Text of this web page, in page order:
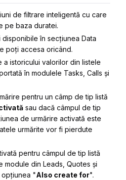
de filtrare inteligentă cu care
pe baza duratei.
disponibile în secțiunea Data
poți accesa oricând.
a istoricului valorilor din listele
în modulele Tasks, Calls și
pentru un câmp de tip listă
sau dacă câmpul de tip
de urmărire activată este
urmărite vor fi pierdute
pentru câmpul de tip listă
module din Leads, Quotes și
"Also create for".